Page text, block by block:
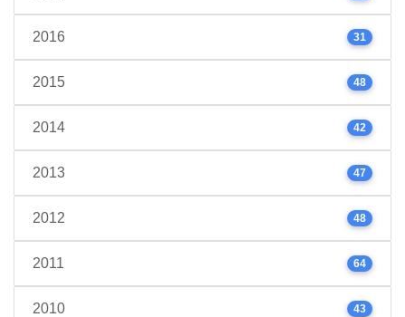
2016 31
2015 48
2014 42
2013 47
2012 48
2011 64
2010 43